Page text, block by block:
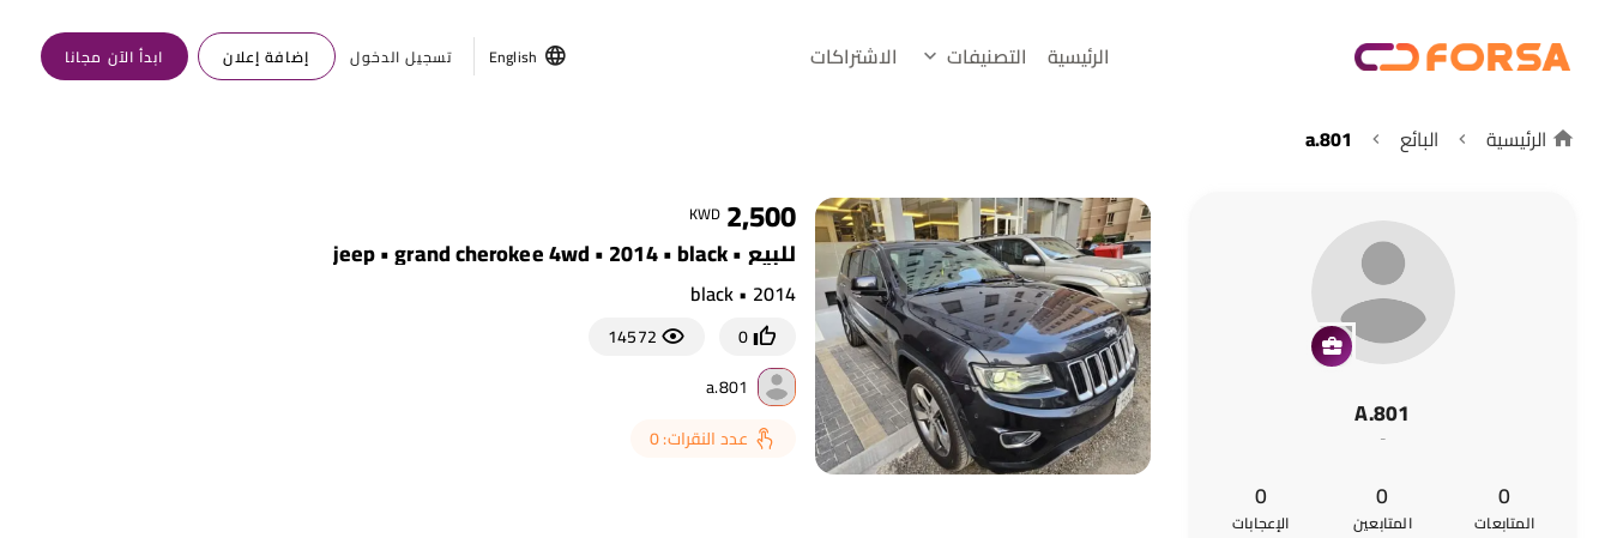
الرئيسية التصنيفات الاشتراكات English تسجيل الدخول إضافة إعلان ابدأ الآن مجانا
الرئيسية البائع a.801
A.801
-
0
المتابعات
0
المتابعين
0
الإعجابات
2,500
KWD
للبيع • jeep • grand cherokee 4wd • 2014 • black
2014 • black
0
14572
a.801
عدد النقرات: 0